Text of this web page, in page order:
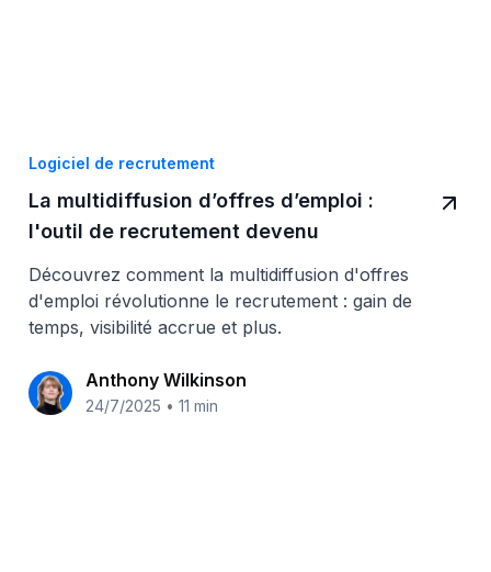
Logiciel de recrutement
La multidiffusion d’offres d’emploi :
l'outil de recrutement devenu
indispensable
Découvrez comment la multidiffusion d'offres
d'emploi révolutionne le recrutement : gain de
temps, visibilité accrue et plus.
Anthony Wilkinson
24/7/2025 • 11 min